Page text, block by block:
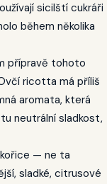
sicilští cukráři
během několika
přípravě tohoto
ricotta má příliš
aromata, která
neutrální sladkost,
— ne ta
sladké, citrusové